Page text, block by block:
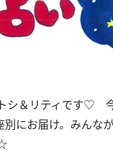
シ＆リティです♡
にお届け。みんな